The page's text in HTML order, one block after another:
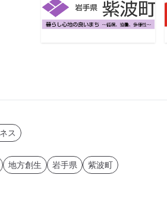
ス
地方創生 岩手県 紫波町